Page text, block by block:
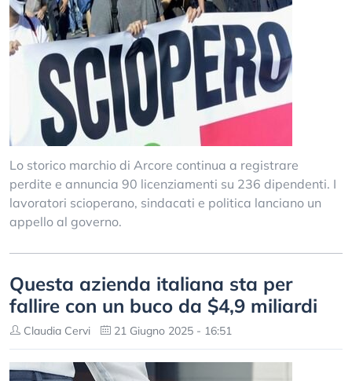
Lo storico marchio di Arcore continua a registrare
perdite e annuncia 90 licenziamenti su 236 dipendenti. I
lavoratori scioperano, sindacati e politica lanciano un
appello al governo.
Questa azienda italiana sta per
fallire con un buco da $4,9 miliardi
Claudia Cervi 21 Giugno 2025 - 16:51